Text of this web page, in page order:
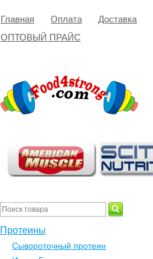
Главная Оплата Доставка
ОПТОВЫЙ ПРАЙС
Протеины
Сывороточный протеин